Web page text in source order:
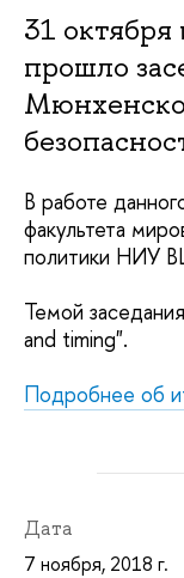
31
прошло
В работе
факультета
политики НИУ
Темой
and timing".
Подробнее об
Дата
7 ноября, 2018 г.